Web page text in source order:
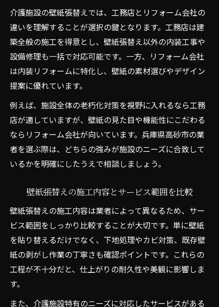
介護施設の壁紙張替えでは、工務店とリフォーム会社の
違いを理解することが選択の鍵となります。工務店は建
築全般の施工を得意とし、壁紙張替え以外の内装工事や
設備修理も一括で対応可能です。一方、リフォーム会社
は内装リフォームに特化し、壁紙の素材選びやデザイン
提案に優れています。
例えば、施設全体の老朽化対策を視野に入れるなら工務
店が適していますが、壁紙の見た目や機能性にこだわる
ならリフォーム会社が向いています。兵庫県高砂市の業
者を選ぶ際は、どちらの強みが施設のニーズに合致して
いるかを明確にしたうえで相談しましょう。
壁紙張替えの施工内容とサービス範囲を比較
壁紙張替えの施工内容は業者によって異なるため、サー
ビス範囲をしっかり比較することが大切です。単に壁紙
を貼り替えるだけでなく、下地処理やカビ対策、既存壁
紙の剥がし作業の丁寧さも確認ポイントです。これらの
工程が不十分だと、仕上がりの耐久性や美観に影響しま
す。
また、介護施設特有のニーズに対応したサービスがある